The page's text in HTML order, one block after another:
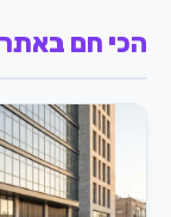
הכי חם באתר